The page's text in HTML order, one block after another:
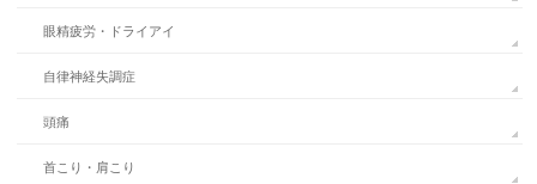
眼精疲労・ドライアイ
自律神経失調症
頭痛
首こり・肩こり